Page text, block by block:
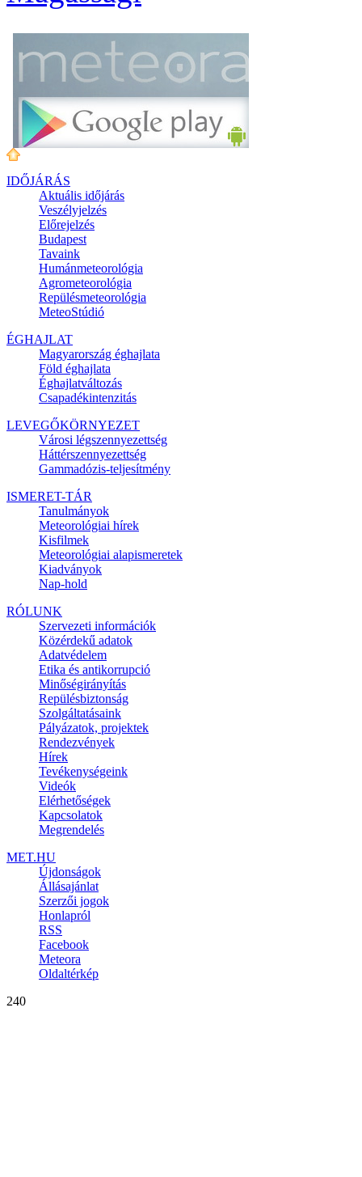
IDŐJÁRÁS
Aktuális időjárás
Veszélyjelzés
Előrejelzés
Budapest
Tavaink
Humánmeteorológia
Agrometeorológia
Repülésmeteorológia
MeteoStúdió
ÉGHAJLAT
Magyarország éghajlata
Föld éghajlata
Éghajlatváltozás
Csapadékintenzitás
LEVEGŐKÖRNYEZET
Városi légszennyezettség
Háttérszennyezettség
Gammadózis-teljesítmény
ISMERET-TÁR
Tanulmányok
Meteorológiai hírek
Kisfilmek
Meteorológiai alapismeretek
Kiadványok
Nap-hold
RÓLUNK
Szervezeti információk
Közérdekű adatok
Adatvédelem
Etika és antikorrupció
Minőségirányítás
Repülésbiztonság
Szolgáltatásaink
Pályázatok, projektek
Rendezvények
Hírek
Tevékenységeink
Videók
Elérhetőségek
Kapcsolatok
Megrendelés
MET.HU
Újdonságok
Állásajánlat
Szerzői jogok
Honlapról
RSS
Facebook
Meteora
Oldaltérkép
240